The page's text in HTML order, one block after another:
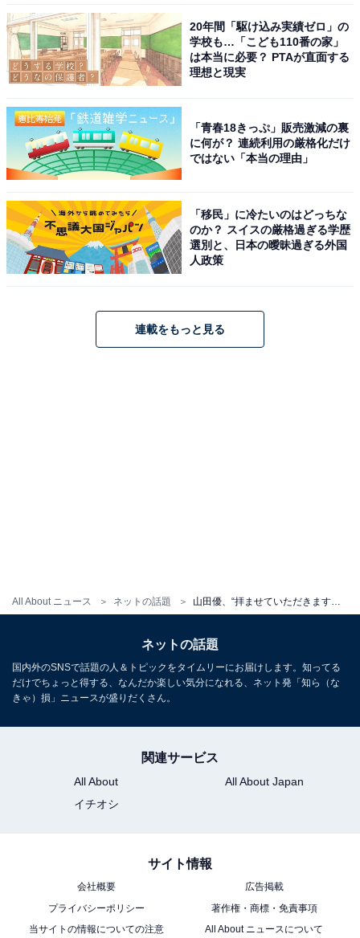
All About ニュース ネットの話題 山田優、“拝ませていただきますレベルのスタイル”＆美脚を披露！ 「めちゃくちゃ脚長いしお顔小さい」
20年間「駆け込み実績ゼロ」の
学校も…「こども110番の家」
は本当に必要？ PTAが直面する
理想と現実
「青春18きっぷ」販売激減の裏
に何が？ 連続利用の厳格化だけ
ではない「本当の理由」
「移民」に冷たいのはどっちな
のか？ スイスの厳格過ぎる学歴
選別と、日本の曖昧過ぎる外国
人政策
連載をもっと見る
ネットの話題
国内外のSNSで話題の人＆トピックをタイムリーにお届けします。知ってる
だけでちょっと得する、なんだか楽しい気分になれる、ネット発「知ら（な
きゃ）損」ニュースが盛りだくさん。
関連サービス
All About
All About Japan
イチオシ
サイト情報
会社概要
広告掲載
プライバシーポリシー
著作権・商標・免責事項
当サイトの情報についての注意
All About ニュースについて